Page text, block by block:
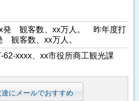
発 観客数、xx万人。 昨年度打
観客数、xx万人。
xxxx、xx市役所商工観光課
達にメールでおすすめ